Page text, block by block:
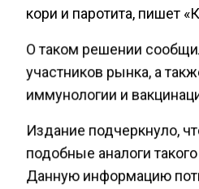
кори и паротита, пишет
О таком решении
участников рынка, а
иммунологии и
Издание подчеркнуло,
подобные аналоги
Данную информацию